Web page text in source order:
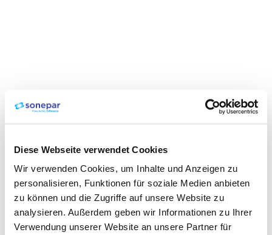
Diese Webseite verwendet Cookies
Wir verwenden Cookies, um Inhalte und Anzeigen zu
personalisieren, Funktionen für soziale Medien anbieten
zu können und die Zugriffe auf unsere Website zu
analysieren. Außerdem geben wir Informationen zu Ihrer
Verwendung unserer Website an unsere Partner für